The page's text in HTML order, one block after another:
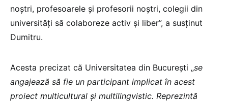
noștri, profesoarele și profesorii noștri, colegii din
universități să colaboreze activ și liber”, a susținut
Dumitru.
Acesta precizat că Universitatea din București „se
angajează să fie un participant implicat în acest
proiect multicultural și multilingvistic. Reprezintă